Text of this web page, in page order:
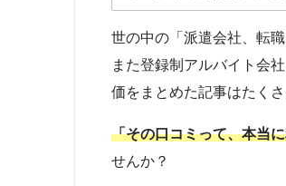
世の中の「派遣会社、転
また登録制アルバイト会
価をまとめた記事はたく
「その口コミって、本当
せんか？